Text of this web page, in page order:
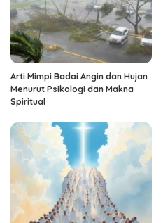
Arti Mimpi Badai Angin dan Hujan
Menurut Psikologi dan Makna
Spiritual